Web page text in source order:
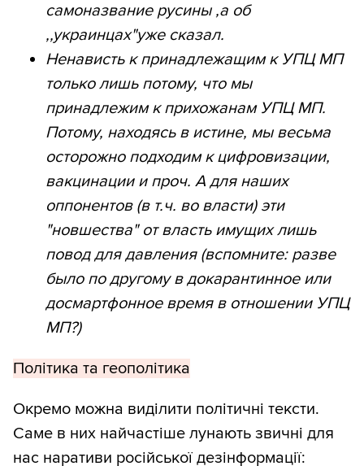
самоназвание русины ,а об
,,украинцах"уже сказал.
Ненависть к принадлежащим к УПЦ МП
только лишь потому, что мы
принадлежим к прихожанам УПЦ МП.
Потому, находясь в истине, мы весьма
осторожно подходим к цифровизации,
вакцинации и проч. А для наших
оппонентов (в т.ч. во власти) эти
"новшества" от власть имущих лишь
повод для давления (вспомните: разве
было по другому в докарантинное или
досмартфонное время в отношении УПЦ
МП?)
Політика та геополітика
Окремо можна виділити політичні тексти.
Саме в них найчастіше лунають звичні для
нас наративи російської дезінформації: